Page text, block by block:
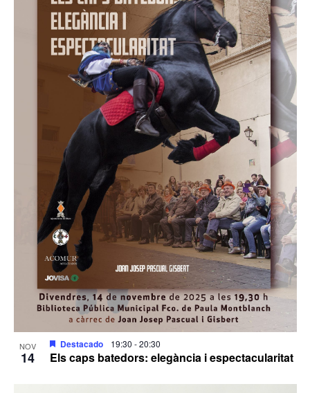
NOV
14 Els caps batedors: elegància i espectacularitat
Destacado 19:30 -20:30